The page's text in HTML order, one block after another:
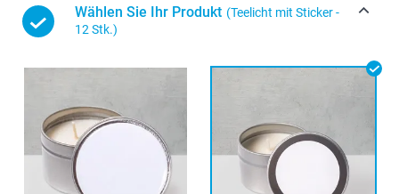
Wählen Sie Ihr Produkt (Teelicht mit Sticker -
12 Stk.)